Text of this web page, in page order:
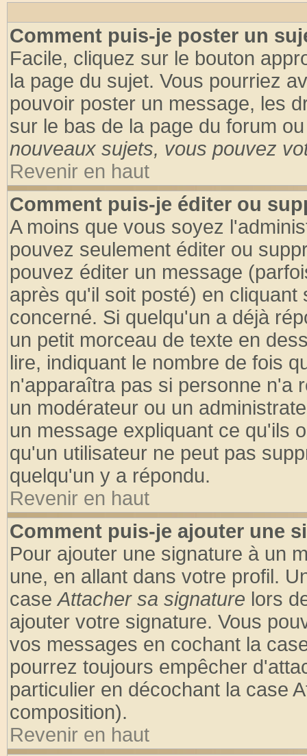
Comment puis-je poster un
Facile, cliquez sur le bouton
la page du sujet. Vous pourriez
pouvoir poster un message, les
sur le bas de la page du forum
nouveaux sujets, vous pouvez
Revenir en haut
Comment puis-je éditer ou
A moins que vous soyez
pouvez seulement éditer ou
pouvez éditer un message
après qu'il soit posté) en
concerné. Si quelqu'un a déjà
un petit morceau de texte en
lire, indiquant le nombre de fois
n'apparaîtra pas si personne n'a
un modérateur ou un
un message expliquant ce qu'ils
qu'un utilisateur ne peut pas
quelqu'un y a répondu.
Revenir en haut
Comment puis-je ajouter une
Pour ajouter une signature à un
une, en allant dans votre profil.
caseAttacher sa signature lors
ajouter votre signature. Vous
vos messages en cochant la
pourrez toujours empêcher
particulier en décochant la case
composition).
Revenir en haut